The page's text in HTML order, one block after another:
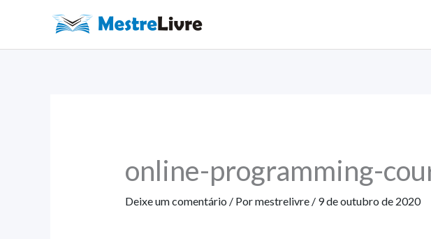
o
online-programming-
Deixe um comentário / Pormestrelivre / 9 de outubro de 2020